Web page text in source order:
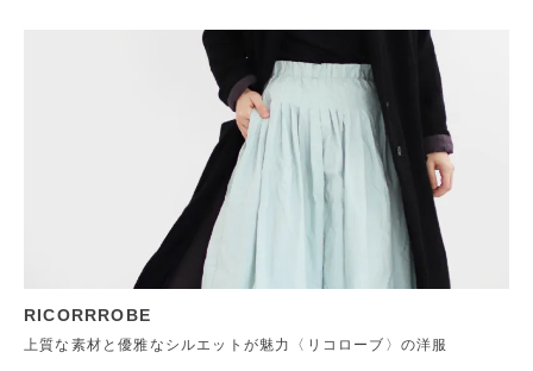
RICORRROBE
上質な素材と優雅なシルエットが魅力〈リコローブ〉の洋服